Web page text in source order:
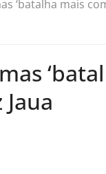
‘batalha mais